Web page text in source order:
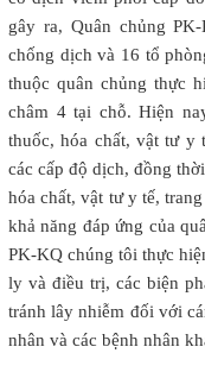
gây ra, Quân chủng
chống dịch và 16 tổ
thuộc quân chủng thực
châm 4 tại chỗ. Hiện
thuốc, hóa chất, vật tư y
các cấp độ dịch, đồng
hóa chất, vật tư y tế,
khả năng đáp ứng của
PK-KQ chúng tôi thực
ly và điều trị, các biện
tránh lây nhiễm đối với
nhân và các bệnh nhân